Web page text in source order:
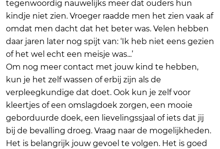
tegenwoordig nauwelijks meer dat ouders hun
kindje niet zien. Vroeger raadde men het zien vaak af
omdat men dacht dat het beter was. Velen hebben
daar jaren later nog spijt van: ‘Ik heb niet eens gezien
of het wel echt een meisje was...’
Om nog meer contact met jouw kind te hebben,
kun je het zelf wassen of erbij zijn als de
verpleegkundige dat doet. Ook kun je zelf voor
kleertjes of een omslagdoek zorgen, een mooie
geborduurde doek, een lievelingssjaal of iets dat jij
bij de bevalling droeg. Vraag naar de mogelijkheden.
Het is belangrijk jouw gevoel te volgen. Het is goed